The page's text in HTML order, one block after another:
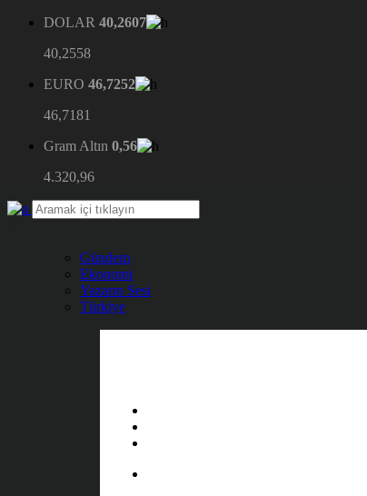
DOLAR 40,2607
40,2558
EURO 46,7252
46,7181
Gram Altın 0,56
4.320,96
Gündem
Ekonomi
Yazarın Sesi
Türkiye